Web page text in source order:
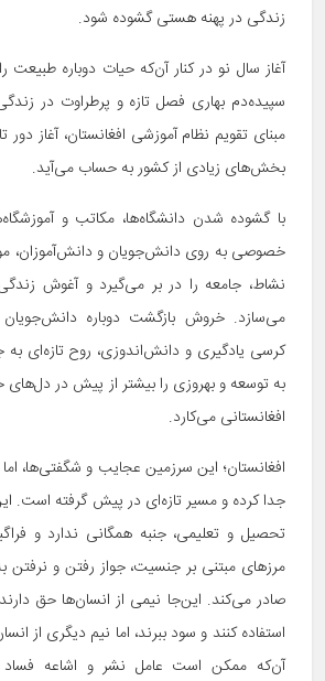
زندگی در پهنه هستی گشوده شود.
آغاز سال نو در کنار آن‌که حیات دوباره طبیعت
سپیده‌دم بهاری فصل تازه و پرطراوت در
مبنای تقویم نظام آموزشی افغانستان، آغاز دور
بخش‌های زیادی از کشور به حساب می‌آید.
با گشوده شدن دانشگاه‌ها، مکاتب و
خصوصی به روی دانش‌جویان و دانش‌آموزان،
نشاط، جامعه را در بر می‌گیرد و آغوش
می‌سازد. خروش بازگشت دوباره
کرسی یادگیری و دانش‌اندوزی، روح تازه‌ای
به توسعه و بهروزی را بیشتر از پیش در دل‌های
افغانستانی می‌کارد.
افغانستان؛ این سرزمین عجایب و شگفتی‌ها، اما
جدا کرده و مسیر تازه‌ای در پیش گرفته است.
تحصیل و تعلیمی، جنبه همگانی ندارد و
مرزهای مبتنی بر جنسیت، جواز رفتن و نرفتن
صادر می‌کند. این‌جا نیمی از انسان‌ها حق
استفاده کنند و سود ببرند، اما نیم دیگری از
آن‌که ممکن است عامل نشر و اشاعه فساد